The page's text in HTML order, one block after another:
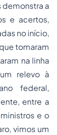
a
e acertos,
no início,
tomaram
na linha
relevo à
federal,
entre a
e o
vimos um